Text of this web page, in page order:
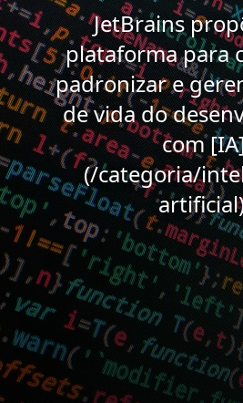
JetBrains
plataforma para
padronizar e
de vida do
com
(/categoria/